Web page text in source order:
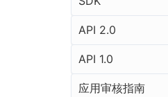
API 2.0
API 1.0
应用审核指南